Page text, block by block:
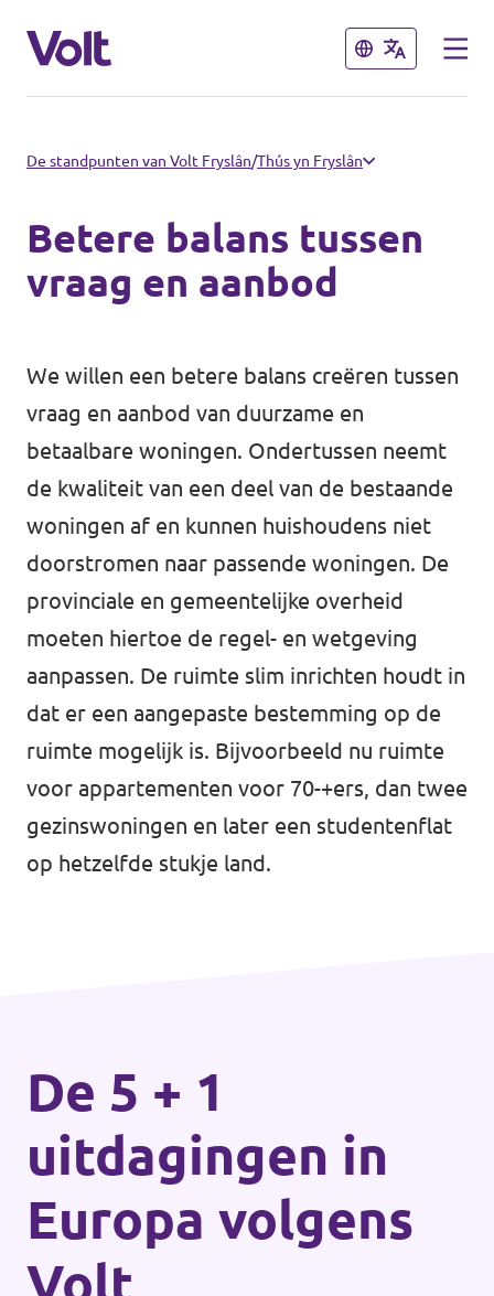
Sluiten
Kies een taal
Volt Groningen
Volt Drenthe
Bekijk alle lokale Volt afdelingen
Sluiten
Mensen
Agenda
Word actief!
Vacatures
De standpunten van Volt Fryslân/Thús yn Fryslân
Betere balans tussen
vraag en aanbod
We willen een betere balans creëren tussen
vraag en aanbod van duurzame en
betaalbare woningen. Ondertussen neemt
de kwaliteit van een deel van de bestaande
woningen af en kunnen huishoudens niet
doorstromen naar passende woningen. De
provinciale en gemeentelijke overheid
moeten hiertoe de regel- en wetgeving
aanpassen. De ruimte slim inrichten houdt in
dat er een aangepaste bestemming op de
ruimte mogelijk is. Bijvoorbeeld nu ruimte
voor appartementen voor 70-+ers, dan twee
gezinswoningen en later een studentenflat
op hetzelfde stukje land.
De 5 + 1
uitdagingen in
Europa volgens
Volt